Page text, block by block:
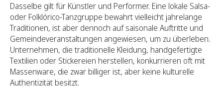
Dasselbe gilt für Künstler und Performer. Eine lokale Salsa-
oder Folklórico-Tanzgruppe bewahrt vielleicht jahrelange
Traditionen, ist aber dennoch auf saisonale Auftritte und
Gemeindeveranstaltungen angewiesen, um zu überleben.
Unternehmen, die traditionelle Kleidung, handgefertigte
Textilien oder Stickereien herstellen, konkurrieren oft mit
Massenware, die zwar billiger ist, aber keine kulturelle
Authentizität besitzt.